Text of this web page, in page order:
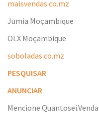
maisvendas.co.mz
Jumia Moçambique
OLX Moçambique
soboladas.co.mz
PESQUISAR
ANUNCIAR
Mencione